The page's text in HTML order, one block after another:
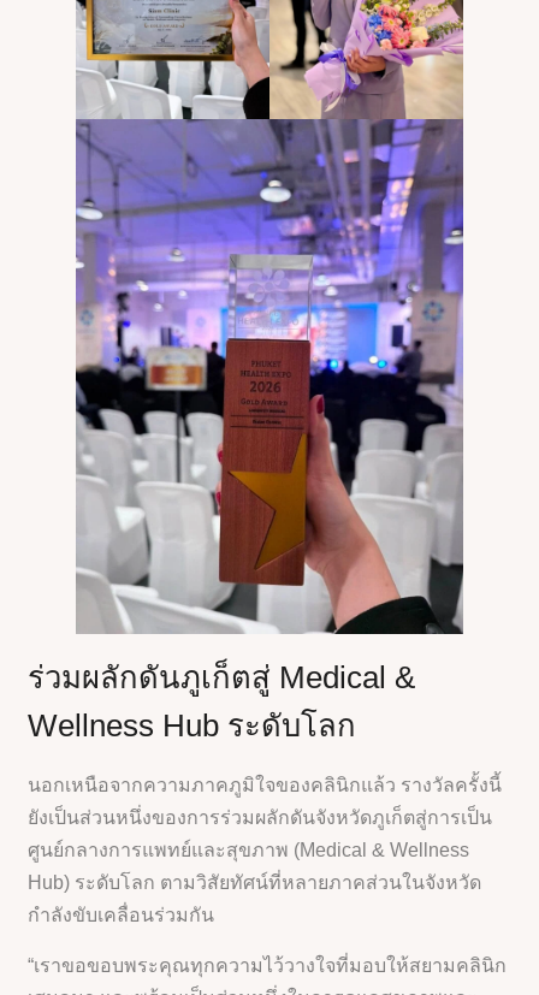
ร่วมผลักดันภูเก็ตสู่ Medical &
Wellness Hub ระดับโลก
นอกเหนือจากความภาคภูมิใจของคลินิกแล้ว รางวัลครั้งนี้
ยังเป็นส่วนหนึ่งของการร่วมผลักดันจังหวัดภูเก็ตสู่การเป็น
ศูนย์กลางการแพทย์และสุขภาพ (Medical & Wellness
Hub) ระดับโลก ตามวิสัยทัศน์ที่หลายภาคส่วนในจังหวัด
กำลังขับเคลื่อนร่วมกัน
“เราขอขอบพระคุณทุกความไว้วางใจที่มอบให้สยามคลินิก